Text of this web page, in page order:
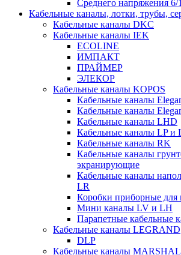
Среднего напряжения 6/
Кабельные каналы, лотки, трубы,
Кабельные каналы DKC
Кабельные каналы IEK
ECOLINE
ИМПАКТ
ПРАЙМЕР
ЭЛЕКОР
Кабельные каналы KOPOS
Кабельные каналы
Кабельные каналы
Кабельные каналы LHD
Кабельные каналы LP и
Кабельные каналы RK
Кабельные каналы
экранирующие
Кабельные каналы
LR
Коробки приборные для
Мини каналы LV и LH
Парапетные кабельные
Кабельные каналы LEGRAND
DLP
Кабельные каналы